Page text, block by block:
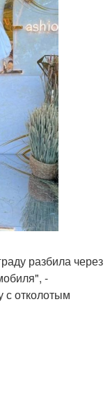
разбила через
-
с отколотым